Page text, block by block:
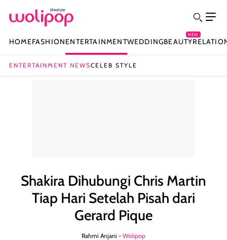
HOMEFASHIONENTERTAINMENTWEDDINGBEAUTY
NEW
ENTERTAINMENT NEWSCELEB STYLE
Shakira Dihubungi Chris Martin
Tiap Hari Setelah Pisah dari
Gerard Pique
Rahmi Anjani - Wolipop